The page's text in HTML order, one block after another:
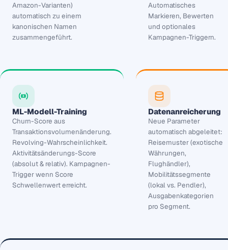
Amazon-Varianten)
automatisch zu einem
kanonischen Namen
zusammengeführt.
Automatisches
Markieren, Bewerten
und optionales
Kampagnen-Triggern.
ML-Modell-Training
Churn-Score aus
Transaktionsvolumenänderung.
Revolving-Wahrscheinlichkeit.
Aktivitätsänderungs-Score
(absolut & relativ). Kampagnen-
Trigger wenn Score
Schwellenwert erreicht.
Datenanreicherung
Neue Parameter
automatisch abgeleitet:
Reisemuster (exotische
Währungen,
Flughändler),
Mobilitätssegmente
(lokal vs. Pendler),
Ausgabenkategorien
pro Segment.